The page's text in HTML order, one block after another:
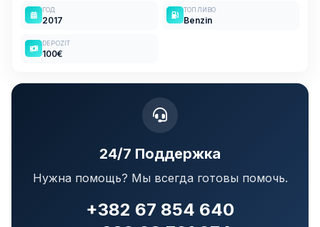
ГОД
2017
ТОПЛИВО
Benzin
DEPOZIT
100€
24/7 Поддержка
Нужна помощь? Мы всегда готовы помочь.
+382 67 854 640